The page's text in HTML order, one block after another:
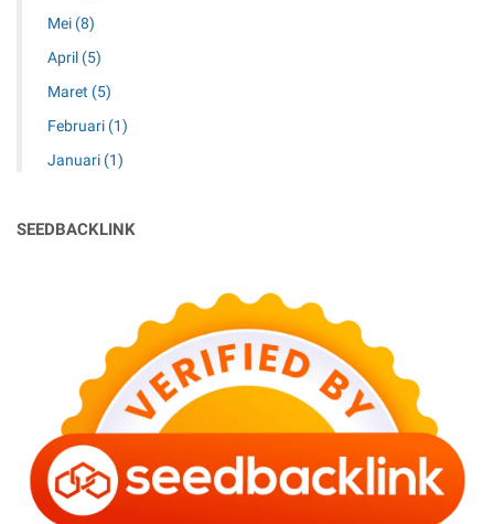
Mei (8)
April (5)
Maret (5)
Februari (1)
Januari (1)
SEEDBACKLINK